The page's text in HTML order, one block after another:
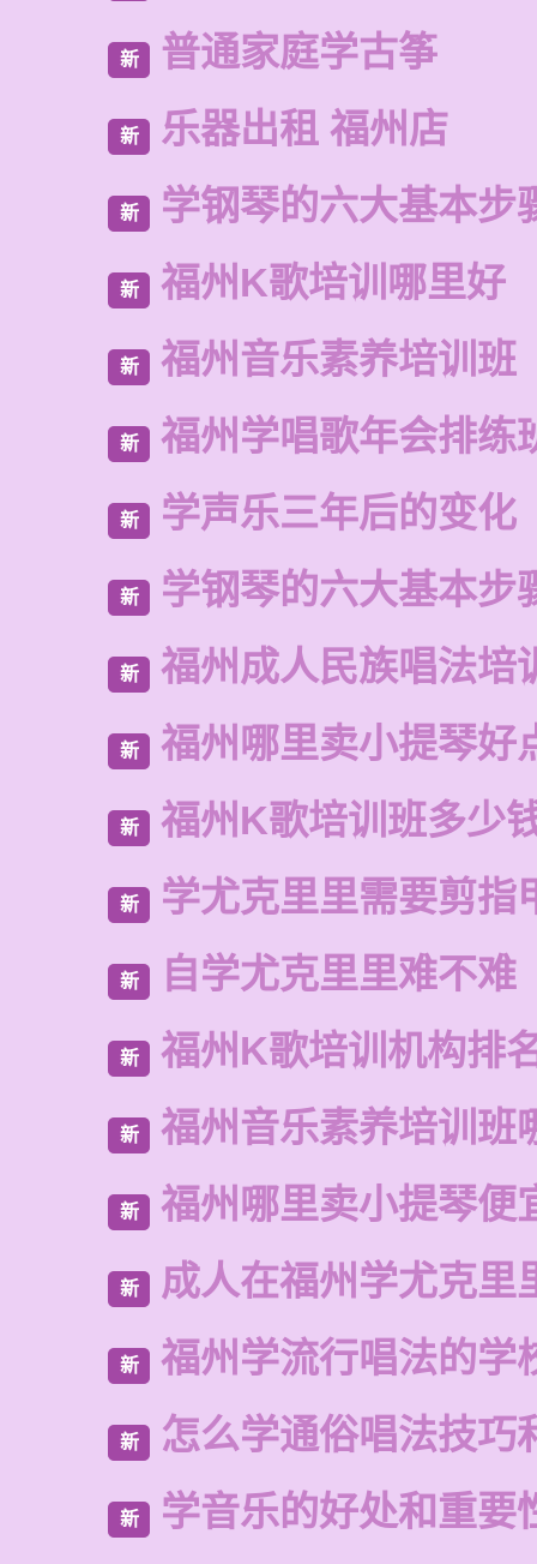
新 普通家庭学古筝
新 乐器出租 福州店
新 学钢琴的六大基本步
新 福州K歌培训哪里好
新 福州音乐素养培训班
新 福州学唱歌年会排练
新 学声乐三年后的变化
新 学钢琴的六大基本步
新 福州成人民族唱法培
新 福州哪里卖小提琴好
新 福州K歌培训班多少
新 学尤克里里需要剪指
新 自学尤克里里难不难
新 福州K歌培训机构排
新 福州音乐素养培训班
新 福州哪里卖小提琴便
新 成人在福州学尤克里
新 福州学流行唱法的学
新 怎么学通俗唱法技巧
新 学音乐的好处和重要